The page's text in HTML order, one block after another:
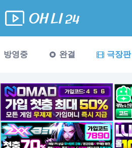
방영중 완결 극장판